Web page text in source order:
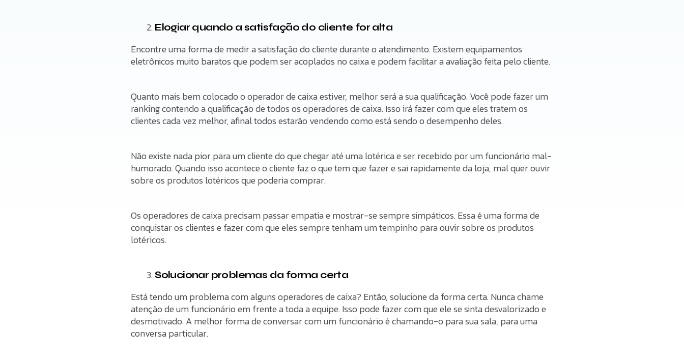
Elogiar quando a satisfação do cliente for alta
Encontre uma forma de medir a satisfação do cliente durante o atendimento. Existem equipamentos
eletrônicos muito baratos que podem ser acoplados no caixa e podem facilitar a avaliação feita pelo cliente.
Quanto mais bem colocado o operador de caixa estiver, melhor será a sua qualificação. Você pode fazer um
ranking contendo a qualificação de todos os operadores de caixa. Isso irá fazer com que eles tratem os
clientes cada vez melhor, afinal todos estarão vendendo como está sendo o desempenho deles.
Não existe nada pior para um cliente do que chegar até uma lotérica e ser recebido por um funcionário mal-
humorado. Quando isso acontece o cliente faz o que tem que fazer e sai rapidamente da loja, mal quer ouvir
sobre os produtos lotéricos que poderia comprar.
Os operadores de caixa precisam passar empatia e mostrar-se sempre simpáticos. Essa é uma forma de
conquistar os clientes e fazer com que eles sempre tenham um tempinho para ouvir sobre os produtos
lotéricos.
Solucionar problemas da forma certa
Está tendo um problema com alguns operadores de caixa? Então, solucione da forma certa. Nunca chame
atenção de um funcionário em frente a toda a equipe. Isso pode fazer com que ele se sinta desvalorizado e
desmotivado. A melhor forma de conversar com um funcionário é chamando-o para sua sala, para uma
conversa particular.